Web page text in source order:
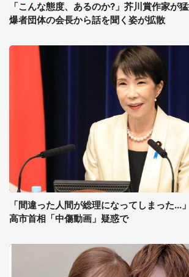
「こんな態度、あるのか?」芥川賞作家が
爆者団体の会長から話を聞く姿が拡散
「間違った人間が総理になってしまった...
高市首相「中傷動画」疑惑で